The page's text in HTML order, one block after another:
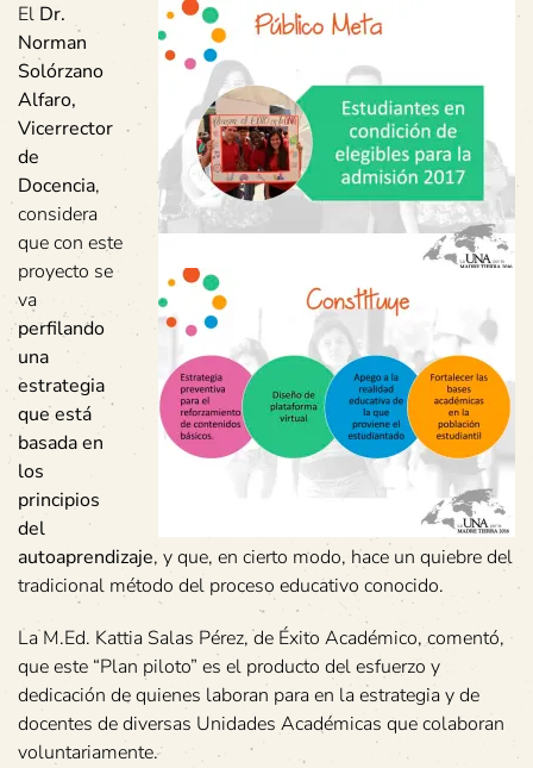
El Dr.
Norman
Solórzano
Alfaro,
Vicerrector
de
Docencia,
considera
que con este
proyecto se
va
perfilando
una
estrategia
que está
basada en
los
principios
del
autoaprendizaje, y que, en cierto modo, hace un quiebre del
tradicional método del proceso educativo conocido.
La M.Ed. Kattia Salas Pérez, de Éxito Académico, comentó,
que este “Plan piloto” es el producto del esfuerzo y
dedicación de quienes laboran para en la estrategia y de
docentes de diversas Unidades Académicas que colaboran
voluntariamente.